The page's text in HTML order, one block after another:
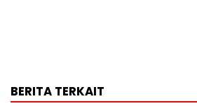
BERITA TERKAIT